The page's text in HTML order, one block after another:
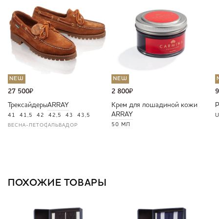
NEW
27 500₽
ТрексайдерыARRAY
41 41,5 42 42,5 43 43,5
ВЕСНА-ЛЕТОСАЛЬВАДОР
NEW
2 800₽
Крем для лошадиной кожи
ARRAY
50 МЛ
ПОХОЖИЕ ТОВАРЫ